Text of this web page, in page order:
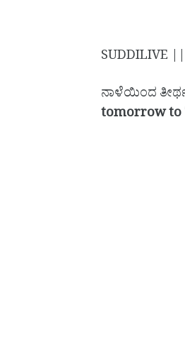
SUDDILIVE
ನಾಳೆಯಿಂದ
tomorrow to